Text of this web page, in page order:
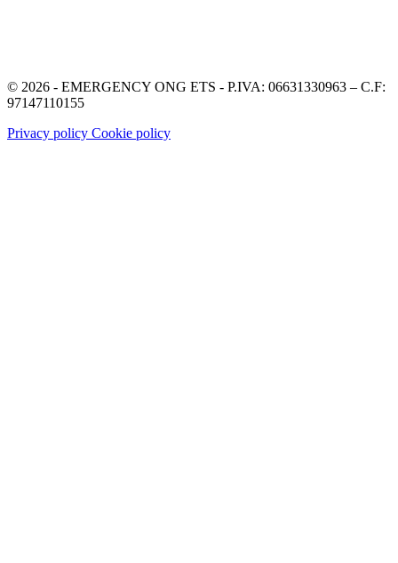
© 2026 - EMERGENCY ONG ETS - P.IVA: 06631330963 – C.F:
97147110155
Privacy policy Cookie policy